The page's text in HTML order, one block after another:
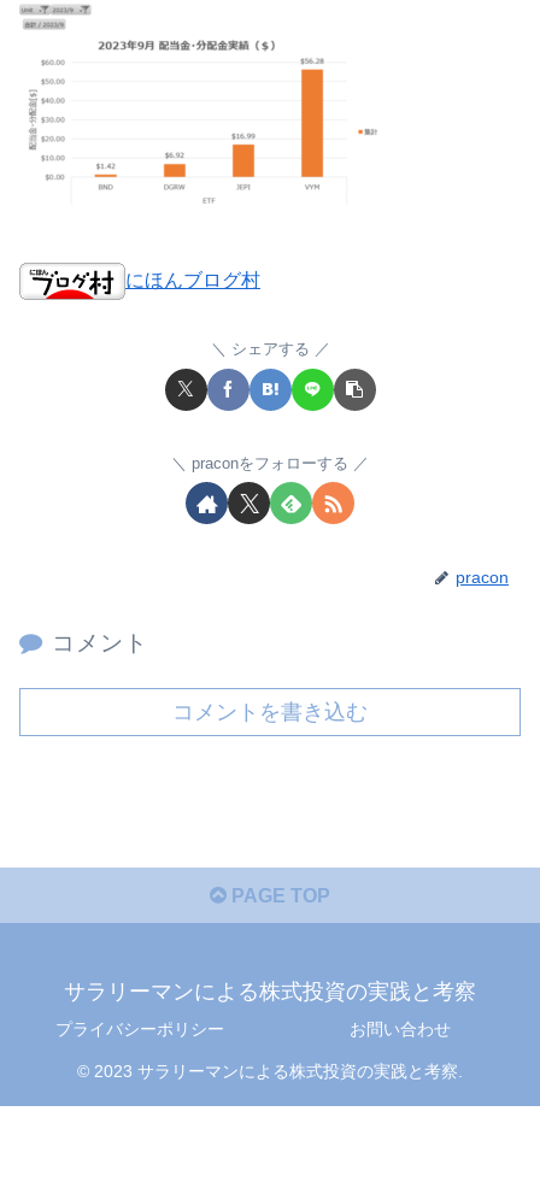
にほんブログ村
シェアする
praconをフォローする
pracon
コメント
コメントを書き込む
PAGE TOP
サラリーマンによる株式投資の実践と考察
プライバシーポリシー お問い合わせ
© 2023 サラリーマンによる株式投資の実践と考察.